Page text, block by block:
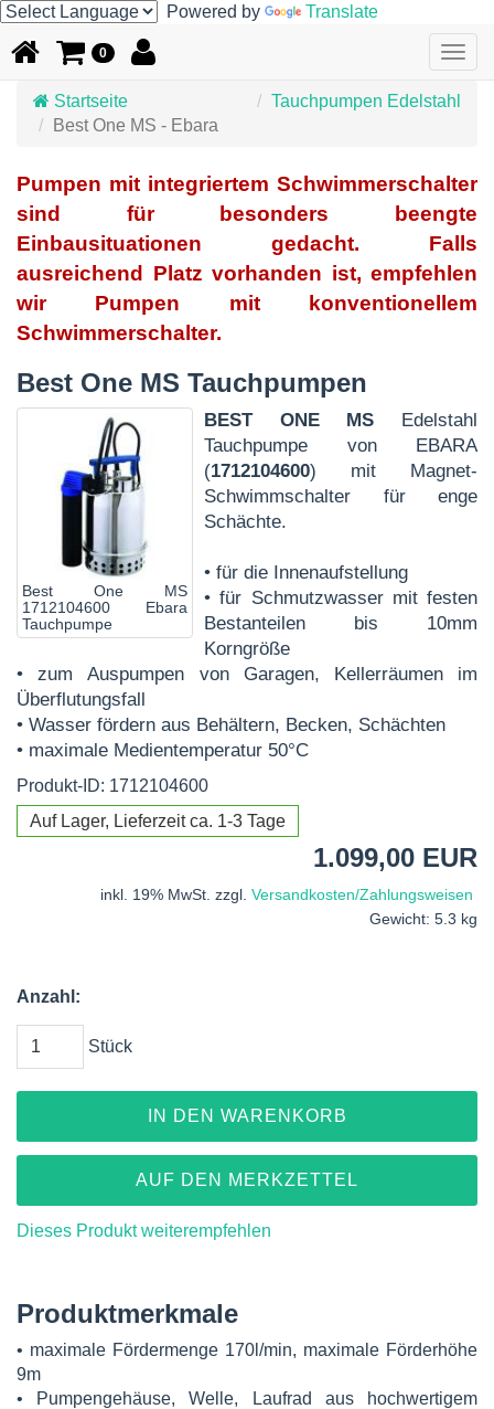
Powered by Translate
0
Startseite
Tauchpumpen Edelstahl
Best One MS - Ebara
Pumpen mit integriertem Schwimmerschalter
sind für besonders beengte
Einbausituationen gedacht. Falls
ausreichend Platz vorhanden ist, empfehlen
wir Pumpen mit konventionellem
Schwimmerschalter.
Best One MS Tauchpumpen
Best One MS
1712104600 Ebara
Tauchpumpe
BEST ONE MS Edelstahl
Tauchpumpe von EBARA
(1712104600) mit Magnet-
Schwimmschalter für enge
Schächte.
• für die Innenaufstellung
• für Schmutzwasser mit festen
Bestanteilen bis 10mm
Korngröße
• zum Auspumpen von Garagen, Kellerräumen im
Überflutungsfall
• Wasser fördern aus Behältern, Becken, Schächten
• maximale Medientemperatur 50°C
Produkt-ID: 1712104600
Auf Lager, Lieferzeit ca. 1-3 Tage
1.099,00 EUR
inkl. 19% MwSt. zzgl. Versandkosten/Zahlungsweisen
Gewicht: 5.3 kg
Anzahl:
Stück
IN DEN WARENKORB
AUF DEN MERKZETTEL
Dieses Produkt weiterempfehlen
Produktmerkmale
• maximale Fördermenge 170l/min, maximale Förderhöhe
9m
• Pumpengehäuse, Welle, Laufrad aus hochwertigem